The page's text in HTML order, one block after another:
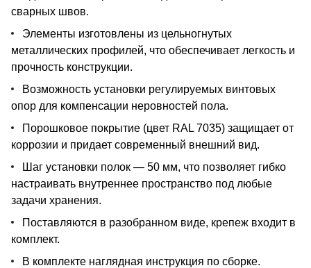
сварных швов.
Элементы изготовлены из цельногнутых
металлических профилей, что обеспечивает легкость и
прочность конструкции.
Возможность установки регулируемых винтовых
опор для компенсации неровностей пола.
Порошковое покрытие (цвет RAL 7035) защищает от
коррозии и придает современный внешний вид.
Шаг установки полок — 50 мм, что позволяет гибко
настраивать внутреннее пространство под любые
задачи хранения.
Поставляются в разобранном виде, крепеж входит в
комплект.
В комплекте наглядная инструкция по сборке.